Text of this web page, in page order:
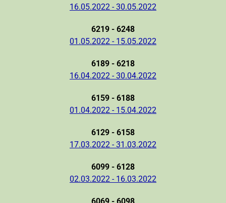
16.05.2022 - 30.05.2022
6219 - 6248
01.05.2022 - 15.05.2022
6189 - 6218
16.04.2022 - 30.04.2022
6159 - 6188
01.04.2022 - 15.04.2022
6129 - 6158
17.03.2022 - 31.03.2022
6099 - 6128
02.03.2022 - 16.03.2022